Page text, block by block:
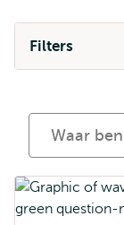
Filters
naar
sessions